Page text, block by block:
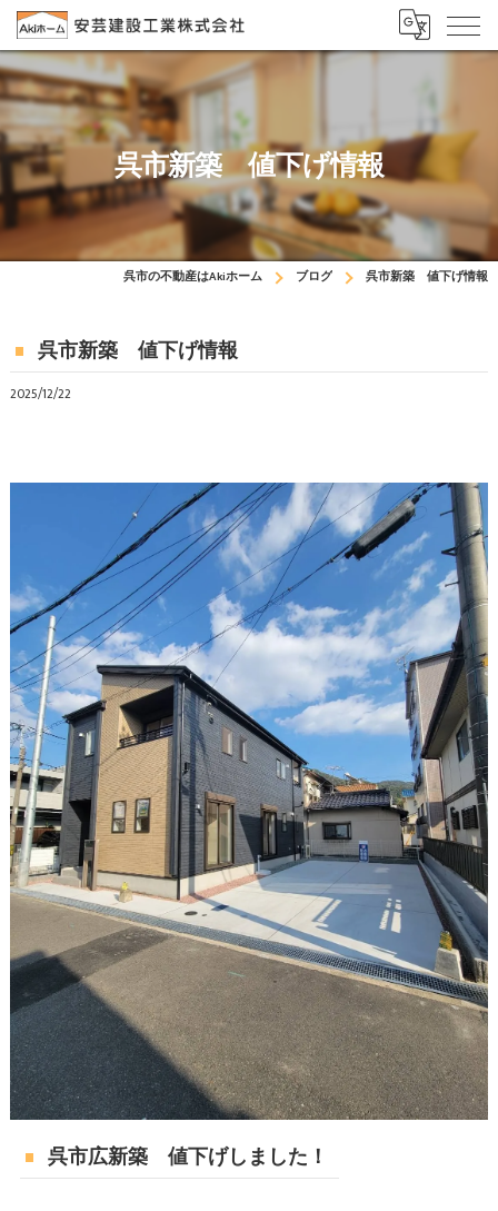
呉市新築 値下げ情報
呉市の不動産はAkiホーム ブログ 呉市新築 値下げ情報
呉市新築 値下げ情報
2025/12/22
呉市広新築 値下げしました！